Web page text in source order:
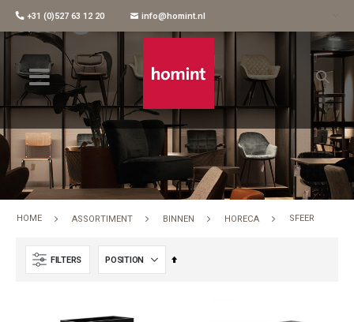
+31 (0)527 63 12 20 info@homint.nl
Sfeer
HOME ASSORTIMENT BINNEN HORECA SFEER
FILTERS
Set